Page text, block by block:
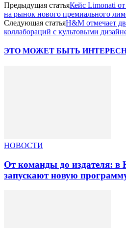
Предыдущая статьяКейс Limonati
на рынок нового премиального
Следующая статьяH&M отмечает
коллабораций с культовыми
ЭТО МОЖЕТ БЫТЬ
НОВОСТИ
От команды до издателя: в
запускают новую